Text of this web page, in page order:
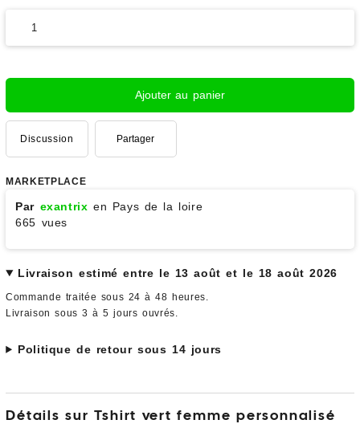
Ajouter au panier
Discussion Partager
MARKETPLACE
Par exantrix en Pays de la loire
665 vues
Livraison estimé entre le 13 août et le 18 août 2026
Commande traitée sous 24 à 48 heures.
Livraison sous 3 à 5 jours ouvrés.
Politique de retour sous 14 jours
Détails sur Tshirt vert femme personnalisé